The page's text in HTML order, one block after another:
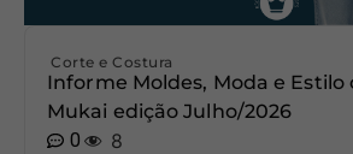
Corte e Costura
Informe Moldes, Moda e Estilo
Mukai edição Julho/2026
0
8